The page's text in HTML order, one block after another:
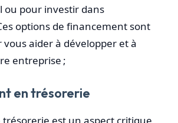
ou pour investir dans
options de financement sont
vous aider à développer et à
entreprise ;
en trésorerie
trésorerie est un aspect critique